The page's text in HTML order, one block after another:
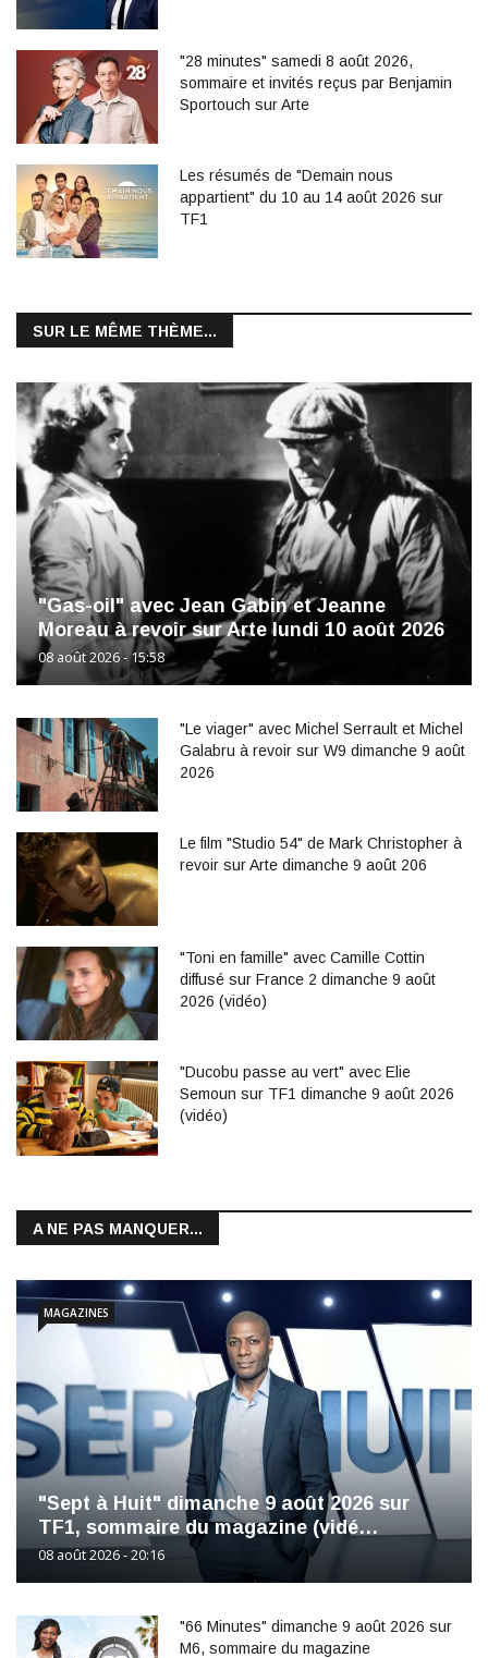
"28 minutes" samedi 8 août 2026,
sommaire et invités reçus par Benjamin
Sportouch sur Arte
Les résumés de "Demain nous
appartient" du 10 au 14 août 2026 sur
TF1
SUR LE MÊME THÈME...
"Gas-oil" avec Jean Gabin et Jeanne
Moreau à revoir sur Arte lundi 10 août 2026
08 août 2026 - 15:58
"Le viager" avec Michel Serrault et Michel
Galabru à revoir sur W9 dimanche 9 août
2026
Le film "Studio 54" de Mark Christopher à
revoir sur Arte dimanche 9 août 206
"Toni en famille" avec Camille Cottin
diffusé sur France 2 dimanche 9 août
2026 (vidéo)
"Ducobu passe au vert" avec Elie
Semoun sur TF1 dimanche 9 août 2026
(vidéo)
A NE PAS MANQUER...
"Sept à Huit" dimanche 9 août 2026 sur
TF1, sommaire du magazine (vidé…
08 août 2026 - 20:16
MAGAZINES
"66 Minutes" dimanche 9 août 2026 sur
M6, sommaire du magazine